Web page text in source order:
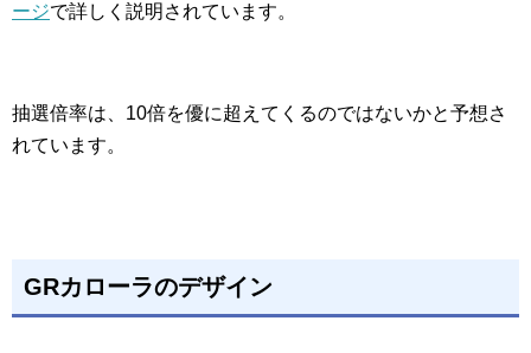
ージで詳しく説明されています。
抽選倍率は、10倍を優に超えてくるのではないかと予想さ
れています。
GRカローラのデザイン